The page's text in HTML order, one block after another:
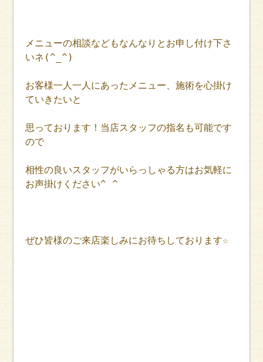
メニューの相談などもなんなりとお申し付け下さ
いネ(^_^)
お客様一人一人にあったメニュー、施術を心掛け
ていきたいと
思っております！当店スタッフの指名も可能です
ので
相性の良いスタッフがいらっしゃる方はお気軽に
お声掛けください^ ^
ぜひ皆様のご来店楽しみにお待ちしております☆